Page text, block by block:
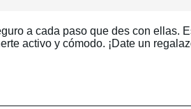
a cada paso que des con
activo y cómodo. ¡Date un